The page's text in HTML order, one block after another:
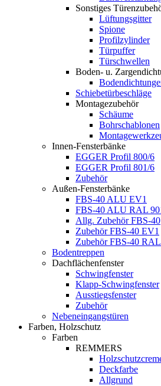
Sonstiges
Lüftungsgitter
Spione
Profilzylinder
Türpuffer
Türschwellen
Boden- u.
Schiebetürbeschläge
Montagezubehör
Schäume
Bohrschablonen
Innen-Fensterbänke
EGGER Profil 800/6
EGGER Profil 801/6
Zubehör
Außen-Fensterbänke
FBS-40 ALU EV1
FBS-40 ALU RAL
Allg. Zubehör FBS-40
Zubehör FBS-40 EV1
Zubehör FBS-40
Bodentreppen
Dachflächenfenster
Schwingfenster
Klapp-Schwingfenster
Ausstiegsfenster
Zubehör
Nebeneingangstüren
Farben, Holzschutz
Farben
REMMERS
Deckfarbe
Allgrund